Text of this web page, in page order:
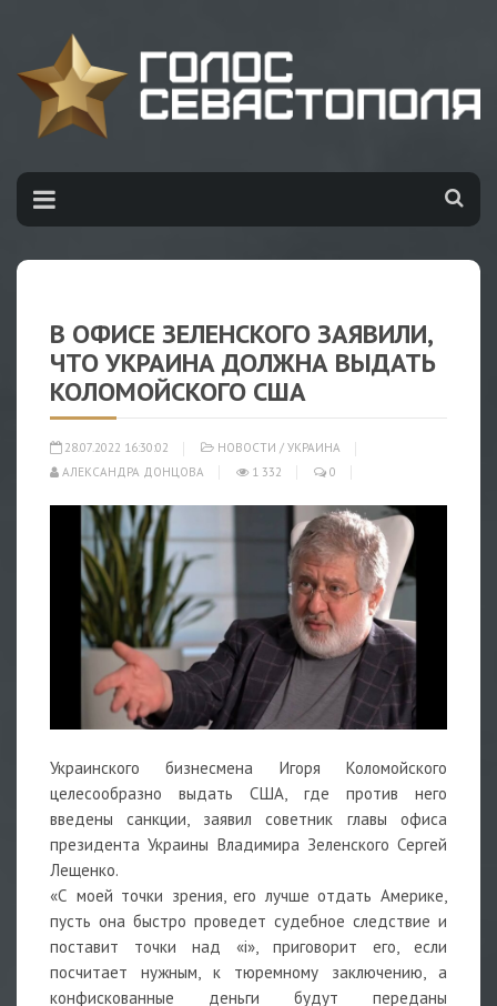
В ОФИСЕ ЗЕЛЕНСКОГО ЗАЯВИЛИ,
ЧТО УКРАИНА ДОЛЖНА ВЫДАТЬ
КОЛОМОЙСКОГО США
28.07.2022 16:30:02 НОВОСТИ / УКРАИНА
АЛЕКСАНДРА ДОНЦОВА
1 332 0
Украинского бизнесмена Игоря Коломойского
целесообразно выдать США, где против него
введены санкции, заявил советник главы офиса
президента Украины Владимира Зеленского Сергей
Лещенко.
«С моей точки зрения, его лучше отдать Америке,
пусть она быстро проведет судебное следствие и
поставит точки над «i», приговорит его, если
посчитает нужным, к тюремному заключению, а
конфискованные деньги будут переданы